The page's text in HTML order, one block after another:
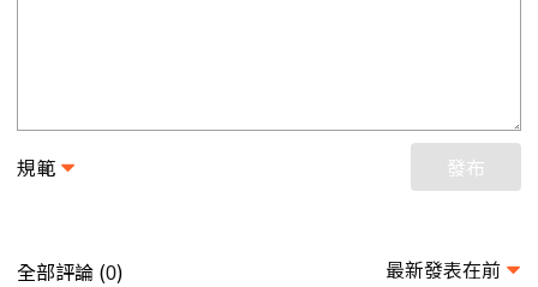
規範 發布
全部評論 (0) 最新發表在前